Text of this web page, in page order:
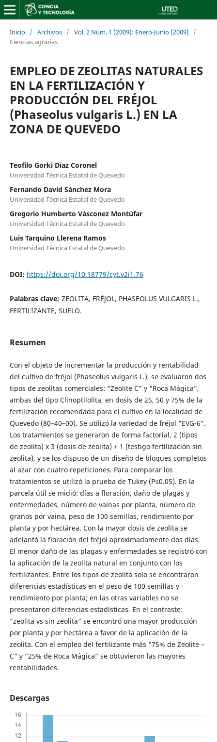
Inicio / Archivos / Vol. 2 Núm. 1 (2009): Enero-Junio (2009)
/
Ciencias agrarias
EMPLEO DE ZEOLITAS NATURALES
EN LA FERTILIZACIÓN Y
PRODUCCIÓN DEL FRÉJOL
(Phaseolus vulgaris L.) EN LA
ZONA DE QUEVEDO
Teofilo Gorki Díaz Coronel
Universidad Técnica Estatal de Quevedo
Fernando David Sánchez Mora
Universidad Técnica Estatal de Quevedo
Gregorio Humberto Vásconez Montúfar
Universidad Técnica Estatal de Quevedo
Luis Tarquino Llerena Ramos
Universidad Técnica Estatal de Quevedo
DOI: https://doi.org/10.18779/cyt.v2i1.76
Palabras clave: ZEOLITA, FRÉJOL, PHASEOLUS VULGARIS L.,
FERTILIZANTE, SUELO.
Resumen
Con el objeto de incrementar la producción y rentabilidad
del cultivo de fréjol (Phaseolus vulgaris L.), se evaluaron dos
tipos de zeolitas comerciales: “Zeolite C” y “Roca Mágica”,
ambas del tipo Clinoptilolita, en dosis de 25, 50 y 75% de la
fertilización recomendada para el cultivo en la localidad de
Quevedo (80–40–00). Se utilizó la variedad de fréjol “EVG-6”.
Los tratamientos se generaron de forma factorial, 2 (tipos
de zeolita) x 3 (dosis de zeolita) + 1 (testigo fertilización sin
zeolita), y se los dispuso de un diseño de bloques completos
al azar con cuatro repeticiones. Para comparar los
tratamientos se utilizó la prueba de Tukey (P≤0.05). En la
parcela útil se midió: días a floración, daño de plagas y
enfermedades, número de vainas por planta, número de
granos por vaina, peso de 100 semillas, rendimiento por
planta y por hectárea. Con la mayor dosis de zeolita se
adelantó la floración del fréjol aproximadamente dos días.
El menor daño de las plagas y enfermedades se registró con
la aplicación de la zeolita natural en conjunto con los
fertilizantes. Entre los tipos de zeolita solo se encontraron
diferencias estadísticas en el peso de 100 semillas y
rendimiento por planta; en las otras variables no se
presentaron diferencias estadísticas. En el contraste:
“zeolita vs sin zeolita” se encontró una mayor producción
por planta y por hectárea a favor de la aplicación de la
zeolita. Con el empleo del fertilizante más “75% de Zeolite –
C” y “25% de Roca Mágica” se obtuvieron las mayores
rentabilidades.
Descargas